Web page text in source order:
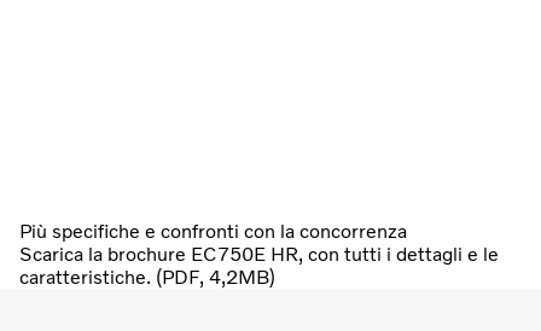
Più specifiche e confronti con la concorrenza
Scarica la brochure EC750E HR, con tutti i dettagli e le
caratteristiche. (PDF, 4,2MB)